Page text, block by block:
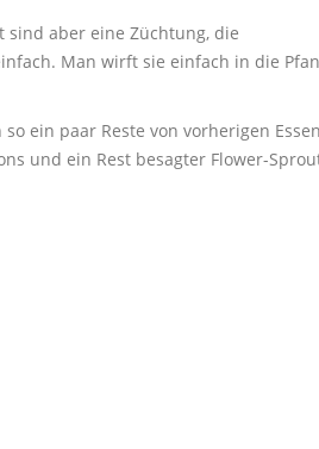
sind aber eine Züchtung, die
Man wirft sie einfach in die
ein paar Reste von vorherigen Essen
und ein Rest besagter Flower-